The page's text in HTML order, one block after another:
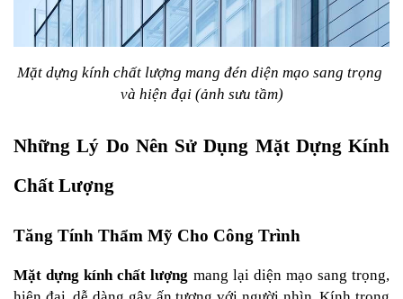
Mặt dựng kính chất lượng mang đén diện mạo sang trọng
và hiện đại (ảnh sưu tầm)
Những Lý Do Nên Sử Dụng Mặt Dựng Kính
Chất Lượng
Tăng Tính Thẩm Mỹ Cho Công Trình
Mặt dựng kính chất lượng mang lại diện mạo sang trọng,